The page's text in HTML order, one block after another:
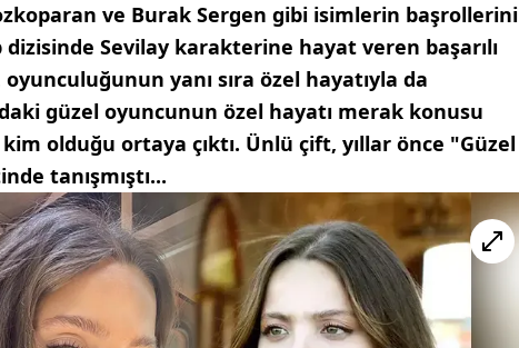
ve Burak Sergen gibi isimlerin başrollerini
dizisinde Sevilay karakterine hayat veren başarılı
yanı sıra özel hayatıyla da
güzel oyuncunun özel hayatı merak konusu
olduğu ortaya çıktı. Ünlü çift, yıllar önce "Güzel
tanışmıştı...